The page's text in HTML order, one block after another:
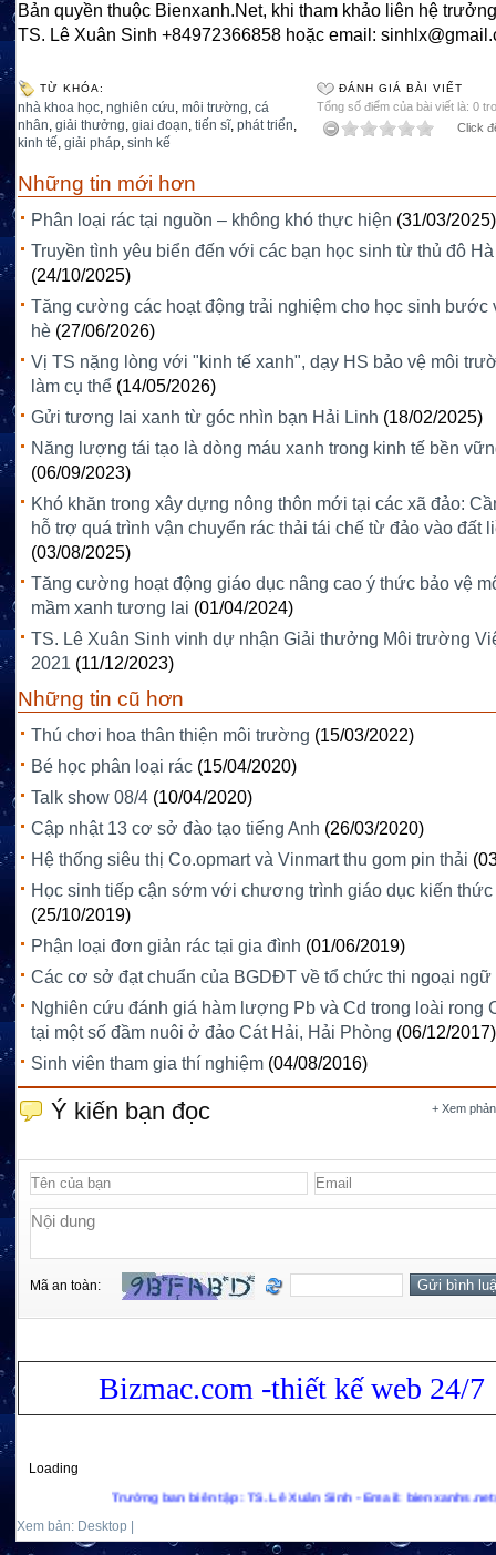
Bản quyền thuộc Bienxanh.Net, khi tham khảo liên hệ
TS. Lê Xuân Sinh +84972366858 hoặc email:
TỪ KHÓA:
nhà khoa học, nghiên cứu, môi trường, cá
nhân, giải thưởng, giai đoạn, tiến sĩ, phát triển,
kinh tế, giải pháp, sinh kế
ĐÁNH GIÁ BÀI VIẾT
Tổng số điểm của bài viết là: 0
Click
Những tin mới hơn
Phân loại rác tại nguồn – không khó thực hiện (31/03/2025)
Truyền tình yêu biển đến với các bạn học sinh từ thủ đô
(24/10/2025)
Tăng cường các hoạt động trải nghiệm cho học sinh bước
hè (27/06/2026)
Vị TS nặng lòng với "kinh tế xanh", dạy HS bảo vệ môi
làm cụ thể (14/05/2026)
Gửi tương lai xanh từ góc nhìn bạn Hải Linh (18/02/2025)
Năng lượng tái tạo là dòng máu xanh trong kinh tế bền
(06/09/2023)
Khó khăn trong xây dựng nông thôn mới tại các xã đảo:
hỗ trợ quá trình vận chuyển rác thải tái chế từ đảo vào đất
(03/08/2025)
Tăng cường hoạt động giáo dục nâng cao ý thức bảo vệ
mầm xanh tương lai (01/04/2024)
TS. Lê Xuân Sinh vinh dự nhận Giải thưởng Môi trường
2021 (11/12/2023)
Những tin cũ hơn
Thú chơi hoa thân thiện môi trường (15/03/2022)
Bé học phân loại rác (15/04/2020)
Talk show 08/4 (10/04/2020)
Cập nhật 13 cơ sở đào tạo tiếng Anh (26/03/2020)
Hệ thống siêu thị Co.opmart và Vinmart thu gom pin thải
Học sinh tiếp cận sớm với chương trình giáo dục kiến
(25/10/2019)
Phận loại đơn giản rác tại gia đình (01/06/2019)
Các cơ sở đạt chuẩn của BGDĐT về tổ chức thi ngoại ngữ
Nghiên cứu đánh giá hàm lượng Pb và Cd trong loài rong
tại một số đầm nuôi ở đảo Cát Hải, Hải Phòng (06/12/2017)
Sinh viên tham gia thí nghiệm (04/08/2016)
+ Xem
Ý kiến bạn đọc
Mã an toàn:
Bizmac.com -thiết kế web 24/7
Loading
Trưởng ban biên tập: TS. Lê Xuân Sinh - Email:
Xem bản: Desktop |